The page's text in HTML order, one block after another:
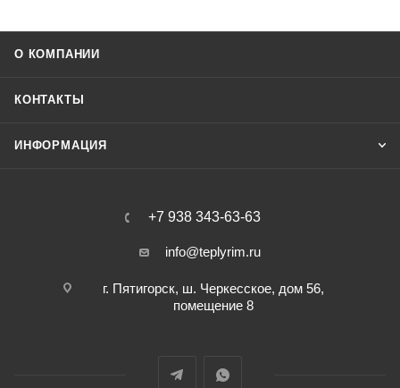
О КОМПАНИИ
КОНТАКТЫ
ИНФОРМАЦИЯ
+7 938 343-63-63
info@teplyrim.ru
г. Пятигорск, ш. Черкесское, дом 56,
помещение 8